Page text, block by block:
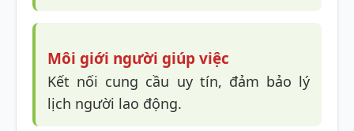
Môi giới người giúp việc
Kết nối cung cầu uy tín, đảm bảo lý
lịch người lao động.